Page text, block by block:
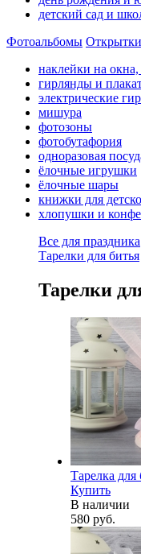
детский сад и
Фотоальбомы
наклейки на
гирлянды и
электрические
мишура
фотозоны
фотобутафория
одноразовая
ёлочные игрушки
ёлочные шары
книжки для
хлопушки и
Все для праздника
Тарелки для битья
Тарелки
Тарелка для
Купить
В наличии
580 руб.